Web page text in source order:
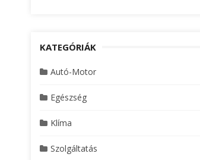
KATEGÓRIÁK
Autó-Motor
Egészség
Klíma
Szolgáltatás